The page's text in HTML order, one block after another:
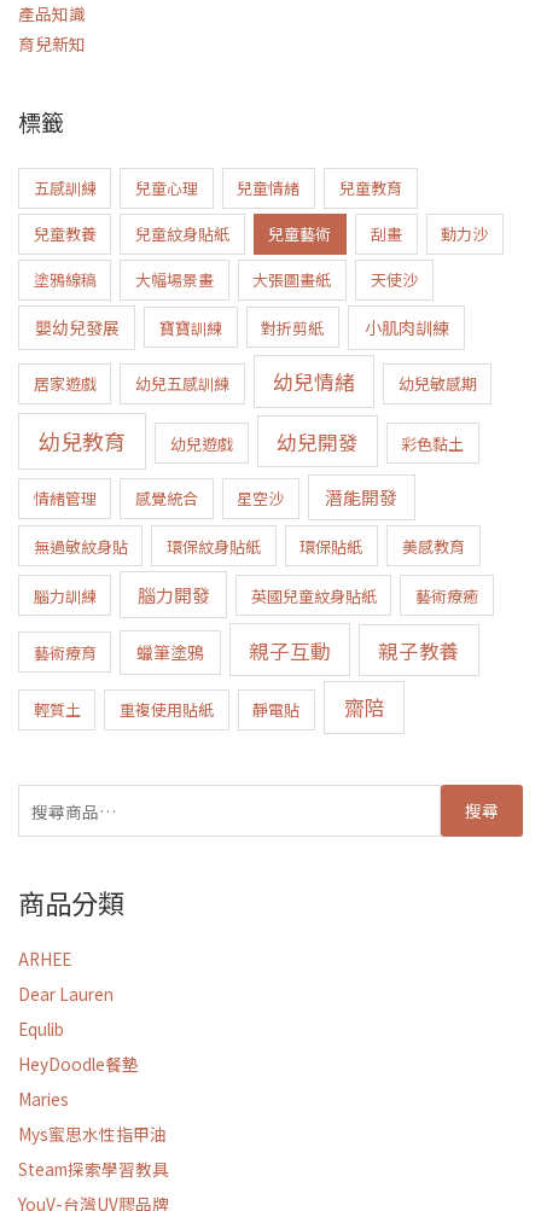
產品知識
育兒新知
標籤
五感訓練 兒童心理 兒童情緒
兒童教育
兒童教養
兒童紋身貼紙 兒童藝術 刮畫
動力沙
塗鴉線稿
大幅場景畫 大張圖畫紙 天使沙
嬰幼兒發展 寶寶訓練 對折剪紙 小肌肉訓練
居家遊戲 幼兒五感訓練 幼兒情緒 幼兒敏感期
幼兒教育 幼兒遊戲 幼兒開發 彩色黏土
情緒管理 感覺統合 星空沙 潛能開發
無過敏紋身貼 環保紋身貼紙 環保貼紙 美感教育
腦力訓練 腦力開發 英國兒童紋身貼紙 藝術療癒
藝術療育 蠟筆塗鴉 親子互動 親子教養
輕質土 重複使用貼紙 靜電貼 齋陪
搜尋
商品分類
ARHEE
Dear Lauren
Equlib
HeyDoodle餐墊
Maries
Mys蜜思水性指甲油
Steam探索學習教具
YouV-台灣UV膠品牌